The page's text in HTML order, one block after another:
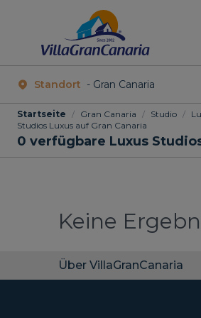
Standort
Startseite / Gran Canaria / Studio /
Studios Luxus auf Gran Canaria
0 verfügbare Luxus
Keine
Über VillaGranCanaria